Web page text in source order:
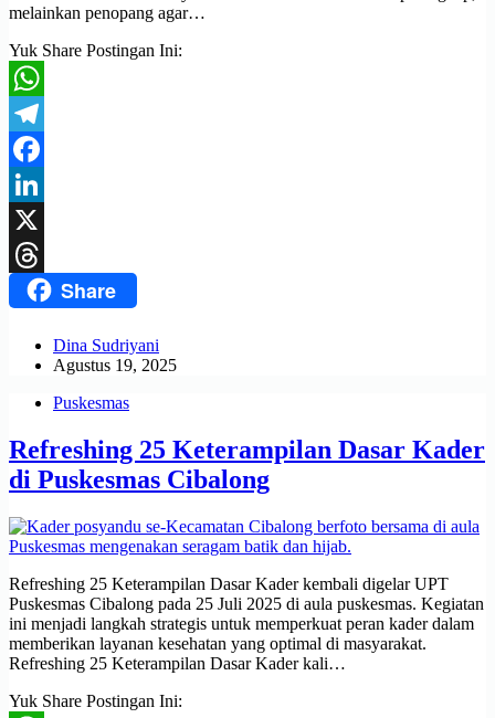
melainkan penopang agar…
Yuk Share Postingan Ini:
WhatsApp
Telegram
Facebook
LinkedIn
X
ThreadsShare
Dina Sudriyani
Agustus 19, 2025
Puskesmas
Refreshing 25 Keterampilan Dasar Kader
di Puskesmas Cibalong
Refreshing 25 Keterampilan Dasar Kader kembali digelar UPT
Puskesmas Cibalong pada 25 Juli 2025 di aula puskesmas. Kegiatan
ini menjadi langkah strategis untuk memperkuat peran kader dalam
memberikan layanan kesehatan yang optimal di masyarakat.
Refreshing 25 Keterampilan Dasar Kader kali…
Yuk Share Postingan Ini: